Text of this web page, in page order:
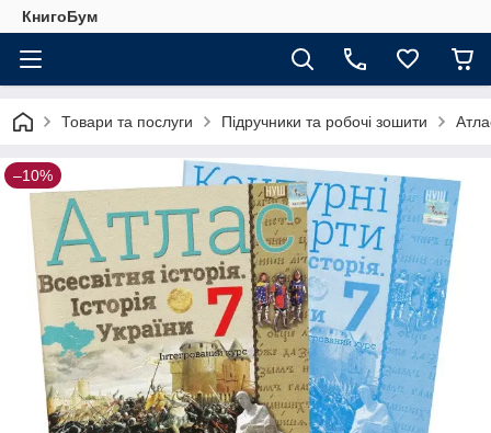
КнигоБум
Товари та послуги Підручники та робочі зошити
–10%